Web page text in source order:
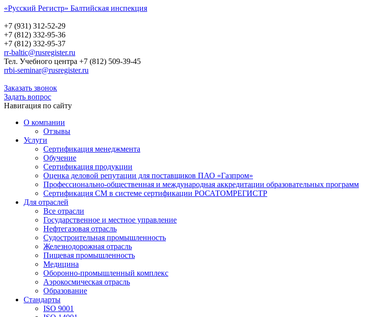
«Русский Регистр» Балтийская инспекция
+7 (931) 312-52-29
+7 (812) 332-95-36
+7 (812) 332-95-37
rr-baltic@rusregister.ru
Тел. Учебного центра +7 (812) 509-39-45
rrbi-seminar@rusregister.ru
Заказать звонок
Задать вопрос
Навигация по сайту
О компании
Отзывы
Услуги
Сертификация менеджмента
Обучение
Сертификация продукции
Оценка деловой репутации для поставщиков ПАО «Газпром»
Профессионально-общественная и международная аккредитации образовательных программ
Сертификация СМ в системе сертификации РОСАТОМРЕГИСТР
Для отраслей
Все отрасли
Государственное и местное управление
Нефтегазовая отрасль
Судостроительная промышленность
Железнодорожная отрасль
Пищевая промышленность
Медицина
Оборонно-промышленный комплекс
Аэрокосмическая отрасль
Образование
Стандарты
ISO 9001